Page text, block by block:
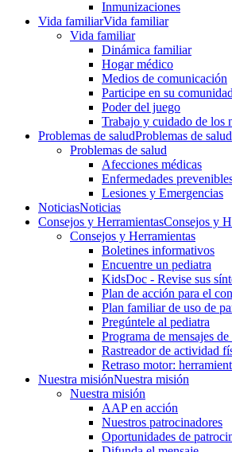
Inmunizaciones
Vida familiarVida familiar
Vida familiar
Dinámica familiar
Hogar médico
Medios de comunicación
Participe en su comunidad
Poder del juego
Trabajo y cuidado de los
Problemas de saludProblemas de salud
Problemas de salud
Afecciones médicas
Enfermedades
Lesiones y Emergencias
NoticiasNoticias
Consejos y HerramientasConsejos y
Consejos y Herramientas
Boletines informativos
Encuentre un pediatra
KidsDoc - Revise sus
Plan de acción para el
Plan familiar de uso de
Pregúntele al pediatra
Programa de mensajes
Rastre​​ador de activida​d
Retraso motor:
Nuestra misiónNuestra misión
Nuestra misión
AAP en acción
Nuestros patrocinadores
Oportunidades de